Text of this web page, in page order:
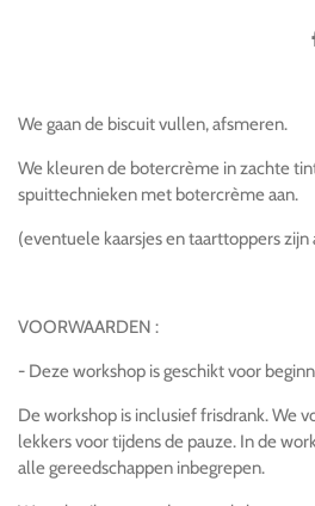
We gaan de biscuit vullen, afsmeren.
We kleuren de botercrème in zachte
spuittechnieken met botercrème aan.
(eventuele kaarsjes en taarttoppers zijn
VOORWAARDEN :
- Deze workshop is geschikt voor
De workshop is inclusief frisdrank. We
lekkers voor tijdens de pauze. In de
alle gereedschappen inbegrepen.